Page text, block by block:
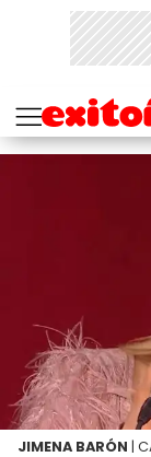
JIMENA BARÓN |